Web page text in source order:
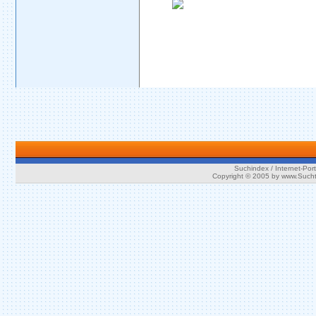
Suchindex / Internet-
Copyright © 2005 by